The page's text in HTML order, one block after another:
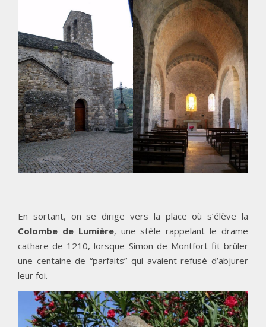
En sortant, on se dirige vers la place où s’élève la
Colombe de Lumière, une stèle rappelant le drame
cathare de 1210, lorsque Simon de Montfort fit brûler
une centaine de “parfaits” qui avaient refusé d’abjurer
leur foi.